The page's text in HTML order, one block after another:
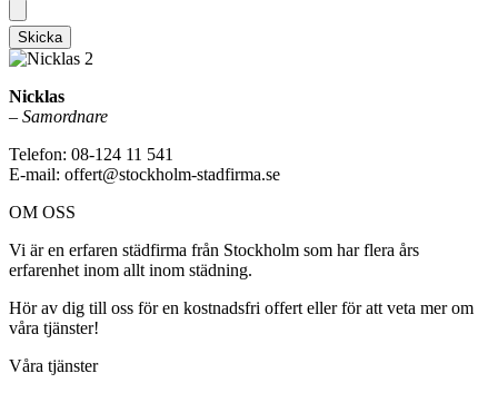
Skicka
Nicklas
– Samordnare
Telefon: 08-124 11 541
E-mail: offert@stockholm-stadfirma.se
OM OSS
Vi är en erfaren städfirma från Stockholm som har flera års
erfarenhet inom allt inom städning.
Hör av dig till oss för en kostnadsfri offert eller för att veta mer om
våra tjänster!
Våra tjänster